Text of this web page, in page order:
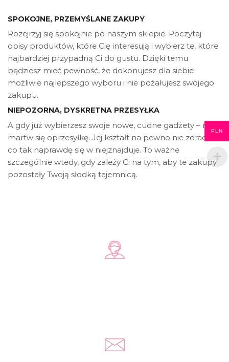
SPOKOJNE, PRZEMYŚLANE ZAKUPY
Rozejrzyj się spokojnie po naszym sklepie. Poczytaj
opisy produktów, które Cię interesują i wybierz te, które
najbardziej przypadną Ci do gustu. Dzięki temu
będziesz mieć pewność, że dokonujesz dla siebie
możliwie najlepszego wyboru i nie pożałujesz swojego
zakupu.
NIEPOZORNA, DYSKRETNA PRZESYŁKA
A gdy już wybierzesz swoje nowe, cudne gadżety – nie
martw się oprzesyłkę. Jej kształt na pewno nie zdradzi,
co tak naprawdę się w niejznajduje. To ważne
szczególnie wtedy, gdy zależy Ci na tym, aby te zakupy
pozostały Twoją słodką tajemnicą.
PLN